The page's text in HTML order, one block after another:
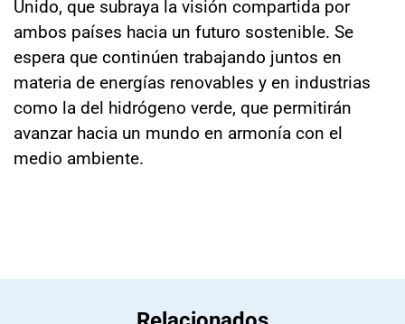
Unido, que subraya la visión compartida por
ambos países hacia un futuro sostenible. Se
espera que continúen trabajando juntos en
materia de energías renovables y en industrias
como la del hidrógeno verde, que permitirán
avanzar hacia un mundo en armonía con el
medio ambiente.